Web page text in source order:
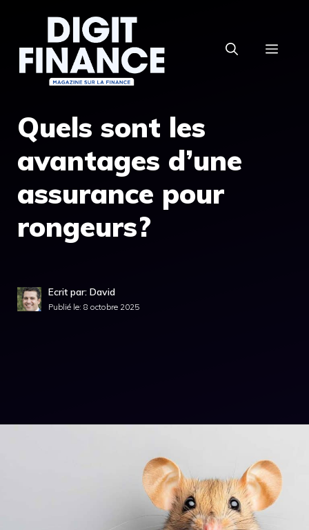
contenu
Quels sont les
avantages d’une
assurance pour
rongeurs?
Ecrit par: David
Publié le: 8 octobre 2025